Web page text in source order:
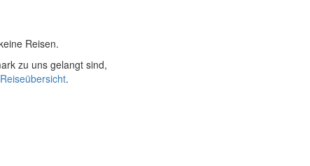
Reisen.
zu uns gelangt sind,
Reiseübersicht.